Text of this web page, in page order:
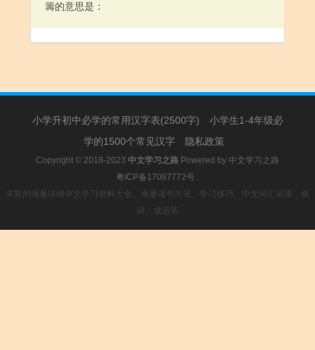
籌的意思是：
小学升初中必学的常用汉字表(2500字)
小学生1-4年级必
学的1500个常见汉字
隐私政策
Copyright © 2018-2023 中文学习之路 Powered by 中文学习之路
粤ICP备17087772号 .
丰富的海量详细中文学习资料大全。海量读书方法、学习技巧、中文词汇词库，组
词、成语等